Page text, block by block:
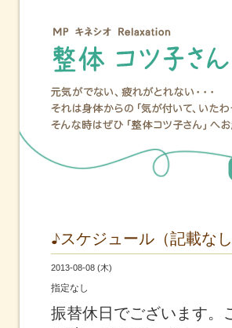
♪スケジュール（記載な
2013-08-08 (木)
指定なし
振替休日でございます。